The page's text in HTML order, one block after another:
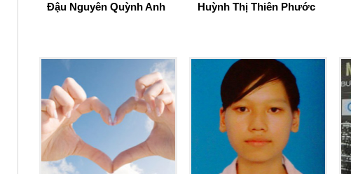
Đậu Nguyên Quỳnh Anh Huỳnh Thị Thiên Phước